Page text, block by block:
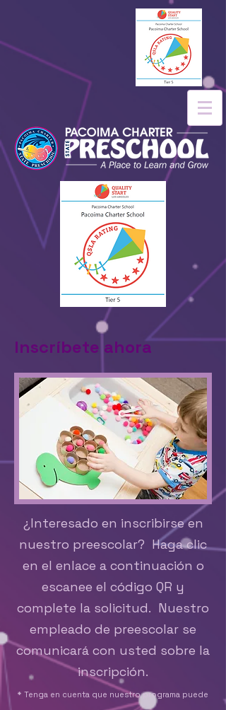
Inscríbete ahora
¿Interesado en inscribirse en
nuestro preescolar? Haga clic
en el enlace a continuación o
escanee el código QR y
complete la solicitud. Nuestro
empleado de preescolar se
comunicará con usted sobre la
inscripción.
* Tenga en cuenta que nuestro programa puede